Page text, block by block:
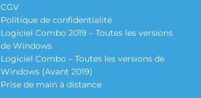
CGV
Politique de confidentialité
Logiciel Combo 2019 – Toutes les versions
de Windows
Logiciel Combo – Toutes les versions de
Windows (Avant 2019)
Prise de main à distance